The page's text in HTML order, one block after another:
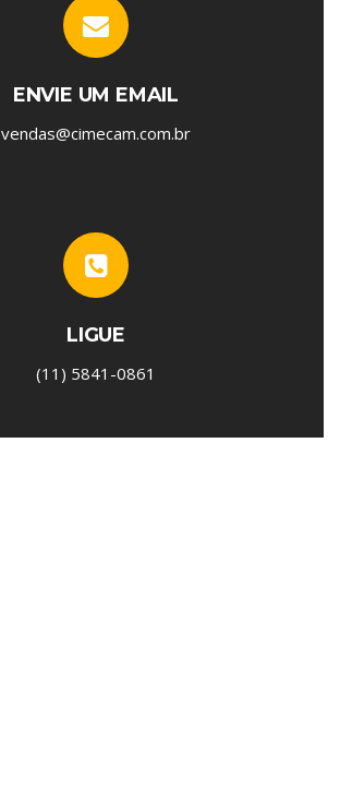
ENVIE UM EMAIL
vendas@cimecam.com.br
LIGUE
(11) 5841-0861